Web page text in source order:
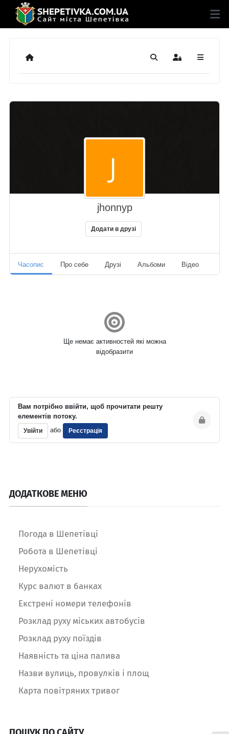
Додому ПошукSign In
jhonnyp
Додати в друзі
Часопис Про себе Друзі Альбоми Відео
Ще немає активностей які можна
відобразити
Вам потрібно ввійти, щоб прочитати решту
елементів потоку.
Увійти або Реєстрація
ДОДАТКОВЕ МЕНЮ
Погода в Шепетівці
Робота в Шепетівці
Нерухомість
Курс валют в банках
Екстрені номери телефонів
Розклад руху міських автобусів
Розклад руху поїздів
Наявність та ціна палива
Назви вулиць, провулків і площ
Карта повітряних тривог